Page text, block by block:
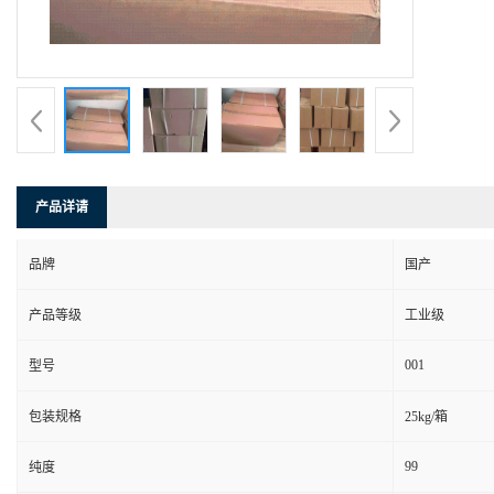
产品详请
品牌 国产
产品等级 工业级
型号 001
包装规格 25kg/箱
纯度 99